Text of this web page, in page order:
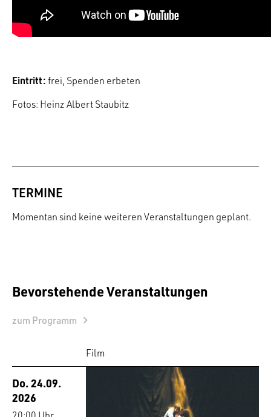
Eintritt: frei, Spenden erbeten
Fotos: Heinz Albert Staubitz
TERMINE
Momentan sind keine weiteren Veranstaltungen geplant.
Bevorstehende Veranstaltungen
zum Programm
Film
Do. 24.09.
2026